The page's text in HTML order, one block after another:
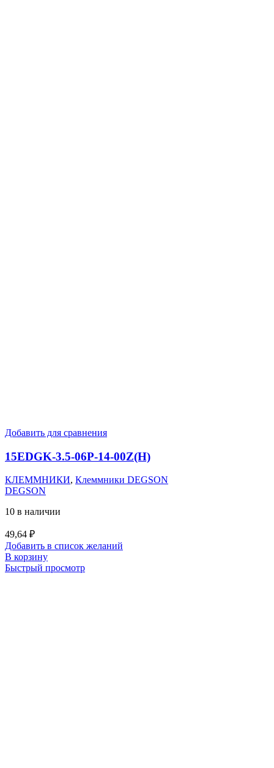
Добавить для сравнения
15EDGK-3.5-06P-14-00Z(H)
КЛЕММНИКИ, Клеммники DEGSON
DEGSON
10 в наличии
49,64 ₽
Добавить в список желаний
В корзину
Быстрый просмотр